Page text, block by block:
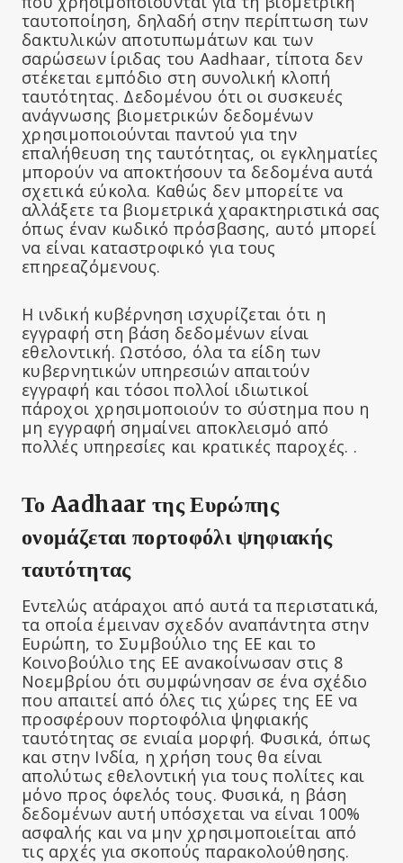
ταυτοποίηση, δηλαδή στην περίπτωση των
δακτυλικών αποτυπωμάτων και των
σαρώσεων ίριδας του Aadhaar, τίποτα δεν
στέκεται εμπόδιο στη συνολική κλοπή
ταυτότητας. Δεδομένου ότι οι συσκευές
ανάγνωσης βιομετρικών δεδομένων
χρησιμοποιούνται παντού για την
επαλήθευση της ταυτότητας, οι εγκληματίες
μπορούν να αποκτήσουν τα δεδομένα αυτά
σχετικά εύκολα. Καθώς δεν μπορείτε να
αλλάξετε τα βιομετρικά χαρακτηριστικά σας
όπως έναν κωδικό πρόσβασης, αυτό μπορεί
να είναι καταστροφικό για τους
επηρεαζόμενους.
Η ινδική κυβέρνηση ισχυρίζεται ότι η
εγγραφή στη βάση δεδομένων είναι
εθελοντική. Ωστόσο, όλα τα είδη των
κυβερνητικών υπηρεσιών απαιτούν
εγγραφή και τόσοι πολλοί ιδιωτικοί
πάροχοι χρησιμοποιούν το σύστημα που η
μη εγγραφή σημαίνει αποκλεισμό από
πολλές υπηρεσίες και κρατικές παροχές. .
Το Aadhaar της Ευρώπης
ονομάζεται πορτοφόλι ψηφιακής
ταυτότητας
Εντελώς ατάραχοι από αυτά τα περιστατικά,
τα οποία έμειναν σχεδόν αναπάντητα στην
Ευρώπη, το Συμβούλιο της ΕΕ και το
Κοινοβούλιο της ΕΕ ανακοίνωσαν στις 8
Νοεμβρίου ότι συμφώνησαν σε ένα σχέδιο
που απαιτεί από όλες τις χώρες της ΕΕ να
προσφέρουν πορτοφόλια ψηφιακής
ταυτότητας σε ενιαία μορφή. Φυσικά, όπως
και στην Ινδία, η χρήση τους θα είναι
απολύτως εθελοντική για τους πολίτες και
μόνο προς όφελός τους. Φυσικά, η βάση
δεδομένων αυτή υπόσχεται να είναι 100%
ασφαλής και να μην χρησιμοποιείται από
τις αρχές για σκοπούς παρακολούθησης.